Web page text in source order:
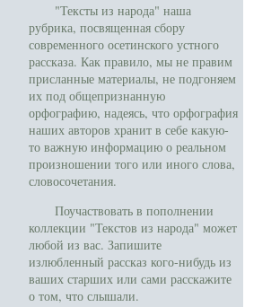
"Тексты из народа" наша
рубрика, посвященная сбору
современного осетинского устного
рассказа. Как правило, мы не правим
присланные материалы, не подгоняем
их под общепризнанную
орфографию, надеясь, что орфография
наших авторов хранит в себе какую-
то важную информацию о реальном
произношении того или иного слова,
словосочетания.
Поучаствовать в пополнении
коллекции "Текстов из народа" может
любой из вас. Запишите
излюбленный рассказ кого-нибудь из
ваших старших или сами расскажите
о том, что слышали.